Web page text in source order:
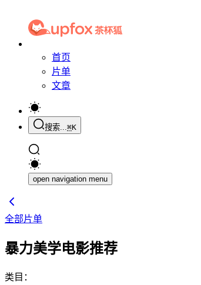
首页
片单
文章
搜索...⌘K
open navigation menu
全部片单
暴力美学电影推荐
类目：